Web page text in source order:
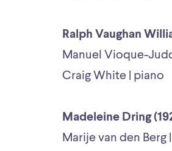
Ralph Vaughan
Manuel Vioque-
Craig White | piano
Madeleine Dring
Marije van den Berg